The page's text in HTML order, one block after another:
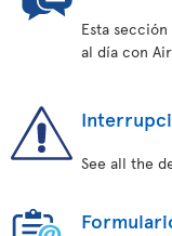
Esta
al día con
See all the